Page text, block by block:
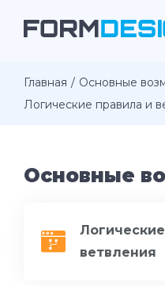
Главная
Основные
Логические правила и
Основные
ветвления